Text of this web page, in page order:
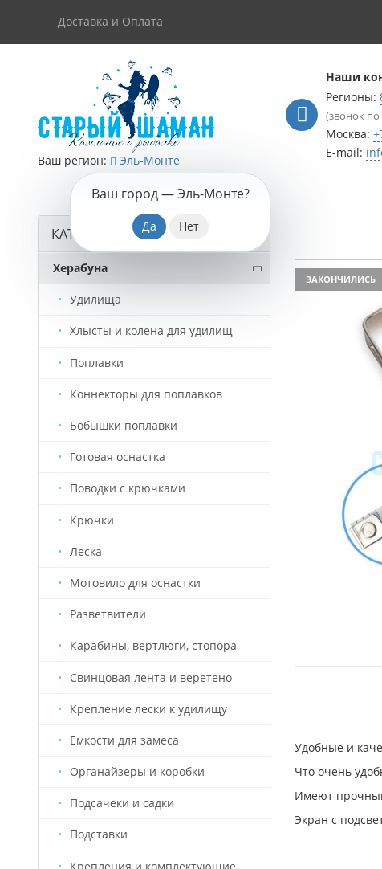
Доставка и Оплата
Ваш регион: Эль-Монте
Ваш город —Эль-Монте?
Наши
Регионы:
(звонок
Москва:
E-mail:
КАТАЛОГ ТОВАРОВ
Херабуна
Удилища
Хлысты и колена для удилищ
Поплавки
Коннекторы для поплавков
Бобышки поплавки
Готовая оснастка
Поводки с крючками
Крючки
Леска
Мотовило для оснастки
Разветвители
Карабины, вертлюги, стопора
Свинцовая лента и веретено
Крепление лески к удилищу
Емкости для замеса
Органайзеры и коробки
Подсачеки и садки
Подставки
Крепления и комплектующие
ЗАКОНЧИЛИСЬ
Удобные и
Что очень
Имеют
Экран с